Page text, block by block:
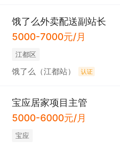
饿了么外卖配送副站长
5000-7000元/月
江都区
饿了么（江都站） 认证
宝应居家项目主管
5000-6000元/月
宝应